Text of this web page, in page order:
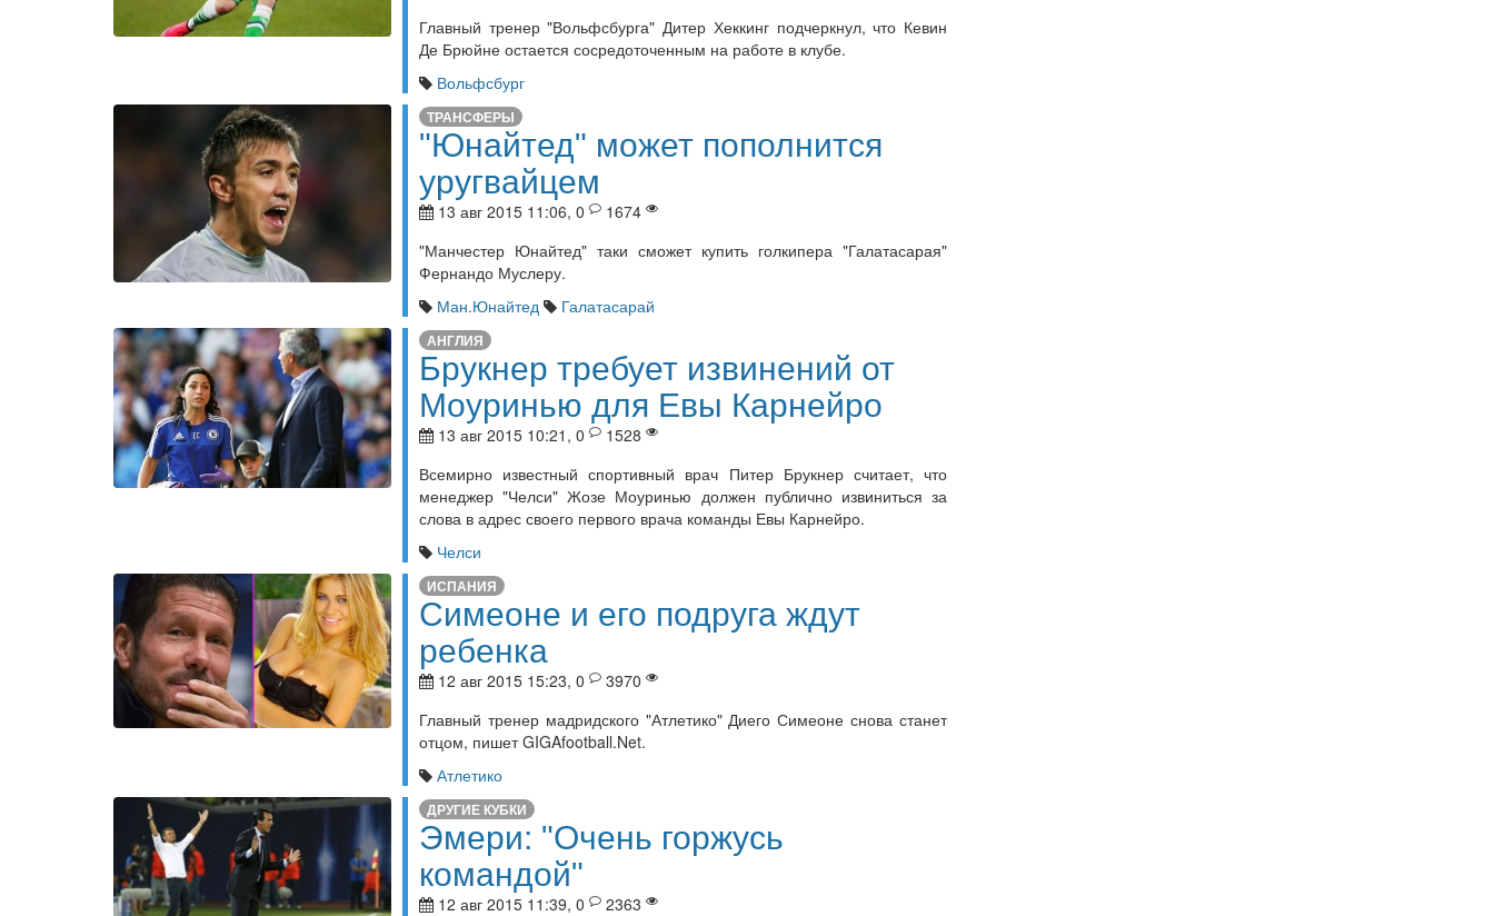
Главный тренер "Вольфсбурга" Дитер Хеккинг подчеркнул, что Кевин
Де Брюйне остается сосредоточенным на работе в клубе.
Вольфсбург
ТРАНСФЕРЫ
"Юнайтед" может пополнится
уругвайцем
13 авг 2015 11:06, 0
1674
"Манчестер Юнайтед" таки сможет купить голкипера "Галатасарая"
Фернандо Муслеру.
Ман.Юнайтед
Галатасарай
АНГЛИЯ
Брукнер требует извинений от
Моуринью для Евы Карнейро
13 авг 2015 10:21, 0
1528
Всемирно известный спортивный врач Питер Брукнер считает, что
менеджер "Челси" Жозе Моуринью должен публично извиниться за
слова в адрес своего первого врача команды Евы Карнейро.
Челси
ИСПАНИЯ
Симеоне и его подруга ждут
ребенка
12 авг 2015 15:23, 0
3970
Главный тренер мадридского "Атлетико" Диего Симеоне снова станет
отцом, пишет GIGAfootball.Net.
Атлетико
ДРУГИЕ КУБКИ
Эмери: "Очень горжусь
командой"
12 авг 2015 11:39, 0
2363